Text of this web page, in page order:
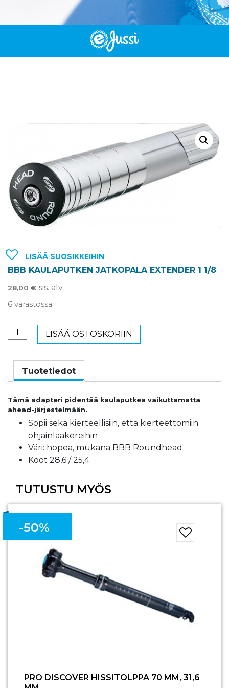
LISÄÄ SUOSIKKEIHIN
BBB KAULAPUTKEN JATKOPALA EXTENDER 1 1/8
28,00 € sis. alv.
6 varastossa
BBB
KAULAPUTKEN
EXTENDER
1
määrä
LISÄÄ OSTOSKORIIN
Tuotetiedot
Tämä adapteri pidentää kaulaputkea vaikuttamatta
ahead-järjestelmään.
Sopii sekä kierteellisiin, että kierteettömiin
ohjainlaakereihin
Väri: hopea, mukana BBB Roundhead
Koot 28,6 / 25,4
TUTUSTU MYÖS
-50%
PRO DISCOVER HISSITOLPPA 70 MM, 31,6